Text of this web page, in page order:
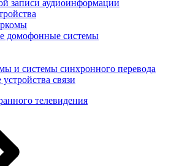
записи аудиоинформации
домофонные системы
и системы синхронного перевода
связи
телевидения